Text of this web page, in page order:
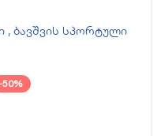
, ბავშვის სპორტული
50%